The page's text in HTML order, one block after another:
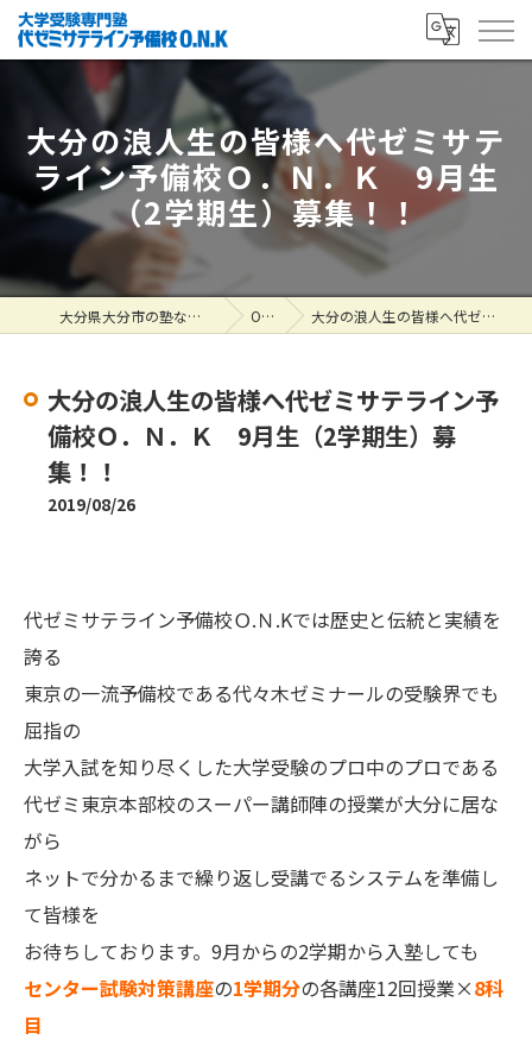
大分の浪人生の皆様へ代ゼミサテ
ライン予備校Ｏ．Ｎ．Ｋ 9月生
（2学期生）募集！！
大分県大分市の塾なら大学受験専門塾 代ゼミサテライン予備校O.N.K ONK掲示板 大分の浪人生の皆様へ代ゼミサテライン予備校Ｏ．Ｎ．Ｋ 9月生（2学期生）募集！！
大分の浪人生の皆様へ代ゼミサテライン予
備校Ｏ．Ｎ．Ｋ 9月生（2学期生）募
集！！
2019/08/26
代ゼミサテライン予備校Ｏ.Ｎ.Kでは歴史と伝統と実績を
誇る
東京の一流予備校である代々木ゼミナールの受験界でも
屈指の
大学入試を知り尽くした大学受験のプロ中のプロである
代ゼミ東京本部校のスーパー講師陣の授業が大分に居な
がら
ネットで分かるまで繰り返し受講でるシステムを準備し
て皆様を
お待ちしております。9月からの2学期から入塾しても
センター試験対策講座の1学期分の各講座12回授業×8科
目